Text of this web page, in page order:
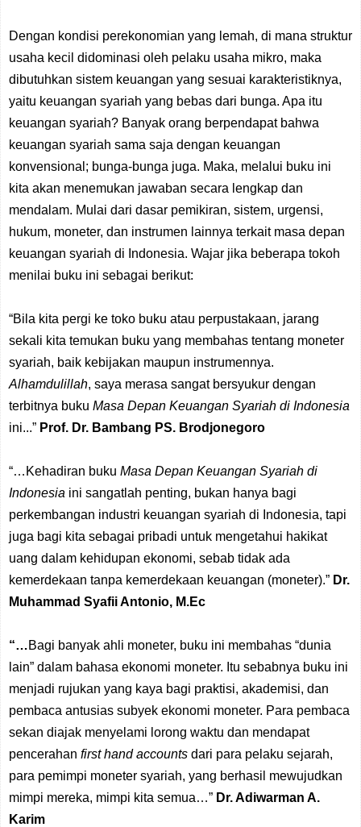
Dengan kondisi perekonomian yang lemah, di mana struktur
usaha kecil didominasi oleh pelaku usaha mikro, maka
dibutuhkan sistem keuangan yang sesuai karakteristiknya,
yaitu keuangan syariah yang bebas dari bunga. Apa itu
keuangan syariah? Banyak orang berpendapat bahwa
keuangan syariah sama saja dengan keuangan
konvensional; bunga-bunga juga. Maka, melalui buku ini
kita akan menemukan jawaban secara lengkap dan
mendalam. Mulai dari dasar pemikiran, sistem, urgensi,
hukum, moneter, dan instrumen lainnya terkait masa depan
keuangan syariah di Indonesia. Wajar jika beberapa tokoh
menilai buku ini sebagai berikut:
“Bila kita pergi ke toko buku atau perpustakaan, jarang
sekali kita temukan buku yang membahas tentang moneter
syariah, baik kebijakan maupun instrumennya.
Alhamdulillah, saya merasa sangat bersyukur dengan
terbitnya buku Masa Depan Keuangan Syariah di Indonesia
ini...” Prof. Dr. Bambang PS. Brodjonegoro
“…Kehadiran buku Masa Depan Keuangan Syariah di
Indonesia ini sangatlah penting, bukan hanya bagi
perkembangan industri keuangan syariah di Indonesia, tapi
juga bagi kita sebagai pribadi untuk mengetahui hakikat
uang dalam kehidupan ekonomi, sebab tidak ada
kemerdekaan tanpa kemerdekaan keuangan (moneter).” Dr.
Muhammad Syafii Antonio, M.Ec
“…Bagi banyak ahli moneter, buku ini membahas “dunia
lain” dalam bahasa ekonomi moneter. Itu sebabnya buku ini
menjadi rujukan yang kaya bagi praktisi, akademisi, dan
pembaca antusias subyek ekonomi moneter. Para pembaca
sekan diajak menyelami lorong waktu dan mendapat
pencerahan first hand accounts dari para pelaku sejarah,
para pemimpi moneter syariah, yang berhasil mewujudkan
mimpi mereka, mimpi kita semua…” Dr. Adiwarman A.
Karim